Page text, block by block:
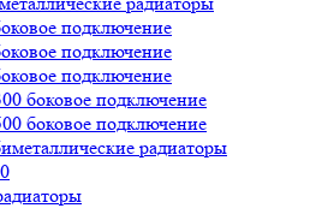
подключение
подключение
подключение
боковое подключение
боковое подключение
радиаторы